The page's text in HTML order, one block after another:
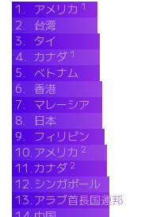
1. アメリカ 1
2.
台湾
3.
タイ
4.
カナダ 1
5.
ベトナム
6.
香港
7.
マレーシア
8.
日本
9.
フィリピン
10. アメリカ 2
11.カナダ 2
12. シンガポール
13. アラブ首長国連邦